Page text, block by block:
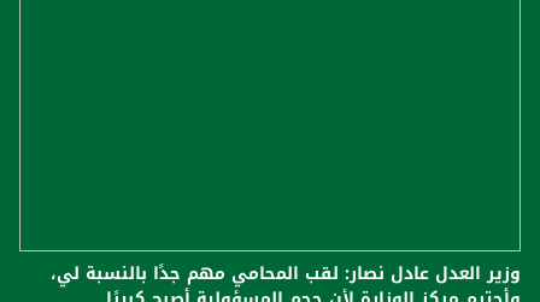
وزير العدل عادل نصار: لقب المحامي مهم جدًا بالنسبة لي،